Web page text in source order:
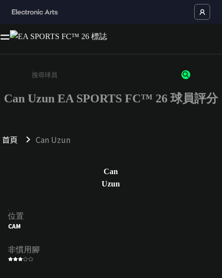
請輸入至少 3 個字元或數字
Can Uzun EA SPORTS FC™ 26 球員評分
首頁 Can Uzun
Can
Uzun
位置
CAM
非慣用腳